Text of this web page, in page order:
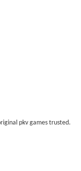
pkv games trusted.